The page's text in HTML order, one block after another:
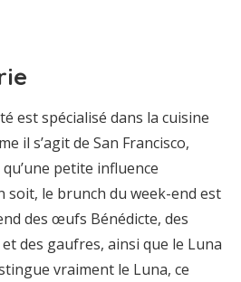
est spécialisé dans la cuisine
il s’agit de San Francisco,
petite influence
soit, le brunch du week-end est
des œufs Bénédicte, des
des gaufres, ainsi que le Luna
vraiment le Luna, ce